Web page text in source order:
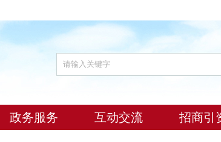
政务服务 互动交流 招商引